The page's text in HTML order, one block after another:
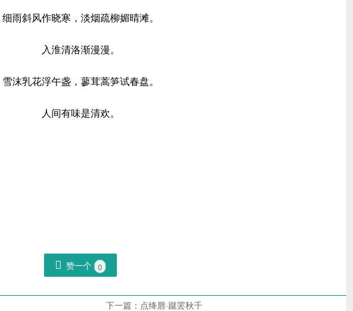
细雨斜风作晓寒，淡烟疏柳媚晴滩。
入淮清洛渐漫漫。
雪沫乳花浮午盏，蓼茸蒿笋试春盘。
人间有味是清欢。
 赞一个 0
下一篇： 点绛唇·蹴罢秋千